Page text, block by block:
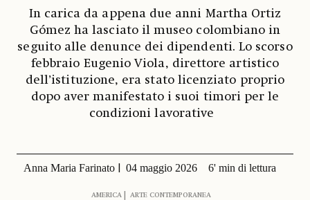
In carica da appena due anni Martha Ortiz
Gómez ha lasciato il museo colombiano in
seguito alle denunce dei dipendenti. Lo scorso
febbraio Eugenio Viola, direttore artistico
dell’istituzione, era stato licenziato proprio
dopo aver manifestato i suoi timori per le
condizioni lavorative
Anna Maria Farinato 04 maggio 2026 6' min di lettura
AMERICA ARTE CONTEMPORANEA